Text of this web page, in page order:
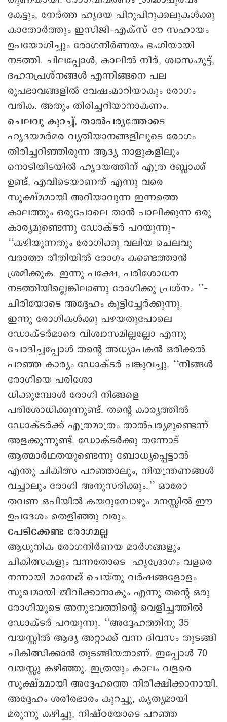
കേട്ടും, നേർത്ത ഹൃദയ പിറുപിറുക്കലുകൾക്കു
കാതോർത്തും ഇസിജി–എക്സ് റേ സഹായം
ഉപയോഗിച്ചും രോഗനിർണയം ഭംഗിയായി
നടത്തി. ചിലപ്പോൾ, കാലിൽ നീര്, ശ്വാസംമുട്ട്,
ദഹനപ്രശ്നങ്ങൾ എന്നിങ്ങനെ പല
രൂപഭാവങ്ങളിൽ വേഷംമാറിയാകും രോഗം
വരിക. അതും തിരിച്ചറിയാനാകണം.
ചെലവു കുറച്ച്, താൽപര്യത്തോടെ
ഹൃദയമർമര വ്യതിയാനങ്ങളിലൂടെ രോഗം
തിരിച്ചറിഞ്ഞിരുന്ന ആദ്യ നാളുകളിലും
നൊടിയിടയിൽ ഹൃദയത്തിന് എത്ര ബ്ലോക്ക്
ഉണ്ട്, എവിടെയാണത് എന്നു വരെ
സൂക്ഷ്മമായി അറിയാവുന്ന ഇന്നത്തെ
കാലത്തും ഒരുപോലെ താൻ പാലിക്കുന്ന ഒരു
കാര്യമുണ്ടെന്നു ഡോക്ടർ പറയുന്നു–
‘‘കഴിയുന്നതും രോഗിക്കു വലിയ ചെലവു
വരാത്ത രീതിയിൽ രോഗം കണ്ടെത്താൻ
ശ്രമിക്കുക. ഇന്നു പക്ഷേ, പരിശോധന
നടത്തിയില്ലെങ്കിലാണു രോഗിക്കു പ്രശ്നം ’’–
ചിരിയോടെ അദ്ദേഹം കൂട്ടിച്ചേർക്കുന്നു.
ഇന്നു രോഗികൾക്കു പഴയതുപോലെ
ഡോക്ടർമാരെ വിശ്വാസമില്ലല്ലോ എന്നു
ചോദിച്ചപ്പോൾ തന്റെ അധ്യാപകൻ ഒരിക്കൽ
പറഞ്ഞ കാര്യം ഡോക്ടർ പങ്കുവച്ചു. ‘‘നിങ്ങൾ
രോഗിയെ പരിശോ
ധിക്കുമ്പോൾ രോഗി നിങ്ങളെ
പരിശോധിക്കുന്നുണ്ട്. തന്റെ കാര്യത്തിൽ
ഡോക്ടർക്ക് എത്രമാത്രം താൽപര്യമുണ്ടെന്ന്
അളക്കുന്നുണ്ട്. ഡോക്ടർക്കു തന്നോട്
ആത്മാർഥതയുണ്ടെന്നു ബോധ്യപ്പെട്ടാൽ
എന്തു ചികിത്സ പറഞ്ഞാലും, നിയന്ത്രണങ്ങൾ
വച്ചാലും രോഗി അനുസരിക്കും.’’ ഒാരോ
തവണ ഒപിയിൽ കയറുമ്പോഴും മനസ്സിൽ ഈ
ഉപദേശം തെളിഞ്ഞു വരും.
പേടിക്കേണ്ട രോഗമല്ല
ആധുനിക രോഗനിർണയ മാർഗങ്ങളും
ചികിത്സകളും വന്നതോടെ ഹൃദ്രോഗം വളരെ
നന്നായി മാനേജ് ചെയ്തു വർഷങ്ങളോളം
സുഖമായി ജീവിക്കാനാകും എന്നു തന്റെ ഒരു
രോഗിയുടെ അനുഭവത്തിന്റെ വെളിച്ചത്തിൽ
ഡോക്ടർ പറയുന്നു. ‘‘അദ്ദേഹത്തിനു 35
വയസ്സിൽ ആദ്യ അറ്റാക്ക് വന്ന ദിവസം തുടങ്ങി
ചികിത്സിക്കാൻ തുടങ്ങിയതാണ്. ഇപ്പോൾ 70
വയസ്സു കഴിഞ്ഞു. ഇത്രയും കാലം വളരെ
സൂക്ഷ്മമായി അദ്ദേഹത്തെ നിരീക്ഷിക്കാനായി.
അദ്ദേഹം ശരീരഭാരം കുറച്ചു, കൃത്യമായി
മരുന്നു കഴിച്ചു, നിഷ്ഠയോടെ പറഞ്ഞ